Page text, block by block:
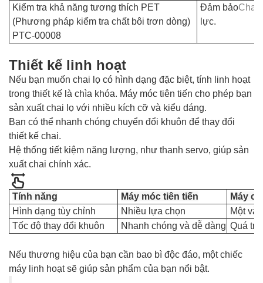
Kiểm tra khả năng tương thích PET
(Phương pháp kiểm tra chất bôi trơn dòng)
PTC-00008
Đảm bảoChai
lực.
Thiết kế linh hoạt
Nếu bạn muốn chai lọ có hình dạng đặc biệt, tính linh hoạt
trong thiết kế là chìa khóa. Máy móc tiên tiến cho phép bạn
sản xuất chai lọ với nhiều kích cỡ và kiểu dáng.
Bạn có thể nhanh chóng chuyển đổi khuôn để thay đổi
thiết kế chai.
Hệ thống tiết kiệm năng lượng, như thanh servo, giúp sản
xuất chai chính xác.
Tính năng Máy móc tiên tiến
Máy
Hình dạng tùy chỉnh
Nhiều lựa chọn
Một
Tốc độ thay đổi khuôn
Nhanh chóng và dễ dàng Quá
Nếu thương hiệu của bạn cần bao bì độc đáo, một chiếc
máy linh hoạt sẽ giúp sản phẩm của bạn nổi bật.